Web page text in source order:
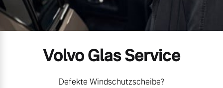
Mild-Hybrid
Volvo Gebrauchtwagenbörse
Kontakt und Anfahrt
Volvo Glas Service
Defekte Windschutzscheibe?